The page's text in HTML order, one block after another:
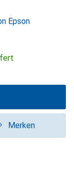
Epson
Merken